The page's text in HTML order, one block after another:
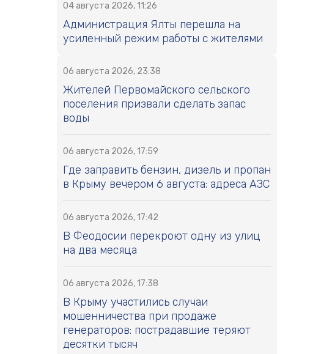
04 августа 2026, 11:26
Администрация Ялты перешла на
усиленный режим работы с жителями
06 августа 2026, 23:38
Жителей Первомайского сельского
поселения призвали сделать запас
воды
06 августа 2026, 17:59
Где заправить бензин, дизель и пропан
в Крыму вечером 6 августа: адреса АЗС
06 августа 2026, 17:42
В Феодосии перекроют одну из улиц
на два месяца
06 августа 2026, 17:38
В Крыму участились случаи
мошенничества при продаже
генераторов: пострадавшие теряют
десятки тысяч